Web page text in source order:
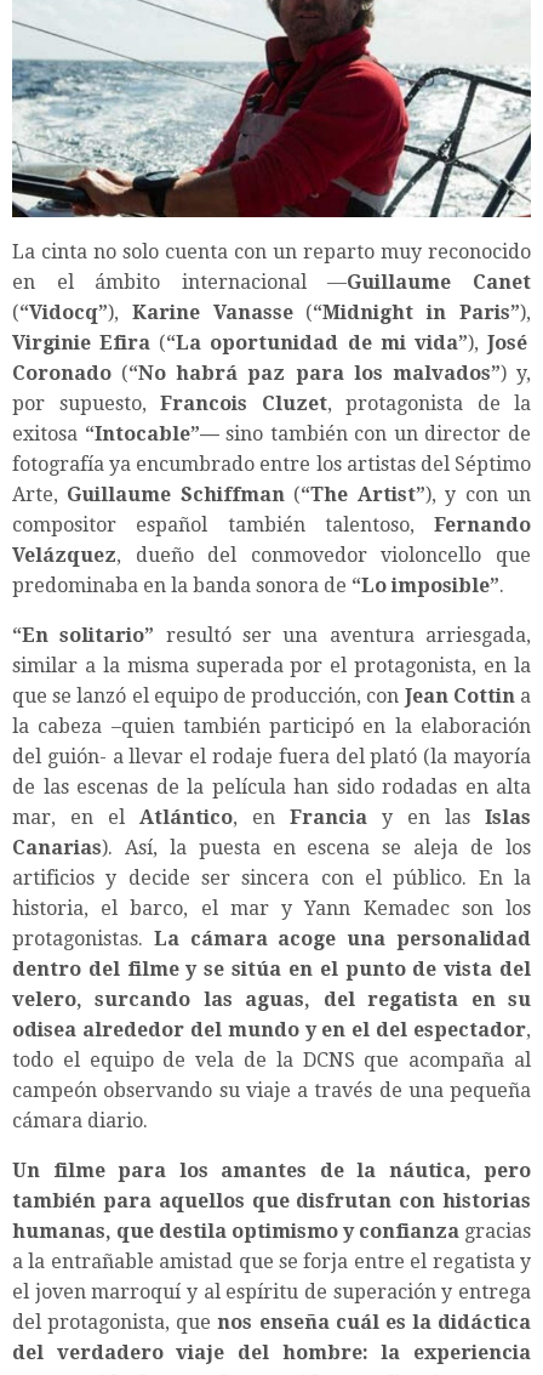
La cinta no solo cuenta con un reparto muy reconocido
en el ámbito internacional —Guillaume Canet
(“Vidocq”), Karine Vanasse(“Midnight in Paris”),
Virginie Efira (“La oportunidad de mi vida”), José
Coronado (“No habrá paz para los malvados”) y,
por supuesto, Francois Cluzet, protagonista de la
exitosa “Intocable”—sino también con un director de
fotografía ya encumbrado entre los artistas del Séptimo
Arte, Guillaume Schiffman(“The Artist”), y con un
compositor español también talentoso, Fernando
Velázquez, dueño del conmovedor violoncello que
predominaba en la banda sonora de “Lo imposible”.
“En solitario” resultó ser una aventura arriesgada,
similar a la misma superada por el protagonista, en la
que se lanzó el equipo de producción, con Jean Cottina
la cabeza –quien también participó en la elaboración
del guión- a llevar el rodaje fuera del plató (la mayoría
de las escenas de la película han sido rodadas en alta
mar, en el Atlántico, en Francia y en las Islas
Canarias). Así, la puesta en escena se aleja de los
artificios y decide ser sincera con el público. En la
historia, el barco, el mar y Yann Kemadec son los
protagonistas. La cámara acoge una personalidad
dentro del filme y se sitúa en el punto de vista del
velero, surcando las aguas, del regatista en su
odisea alrededor del mundo y en el del espectador,
todo el equipo de vela de la DCNS que acompaña al
campeón observando su viaje a través de una pequeña
cámara diario.
Un filme para los amantes de la náutica, pero
también para aquellos que disfrutan con historias
humanas, que destila optimismo y confianza gracias
a la entrañable amistad que se forja entre el regatista y
el joven marroquí y al espíritu de superación y entrega
del protagonista, quenos enseña cuál es la didáctica
del verdadero viaje del hombre: la experiencia